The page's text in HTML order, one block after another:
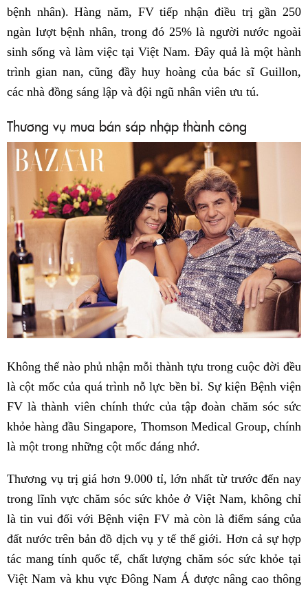
bệnh nhân). Hàng năm, FV tiếp nhận điều trị gần 250
ngàn lượt bệnh nhân, trong đó 25% là người nước ngoài
sinh sống và làm việc tại Việt Nam. Đây quả là một hành
trình gian nan, cũng đầy huy hoàng của bác sĩ Guillon,
các nhà đồng sáng lập và đội ngũ nhân viên ưu tú.
Thương vụ mua bán sáp nhập thành công
Không thể nào phủ nhận mỗi thành tựu trong cuộc đời đều
là cột mốc của quá trình nỗ lực bền bỉ. Sự kiện Bệnh viện
FV là thành viên chính thức của tập đoàn chăm sóc sức
khỏe hàng đầu Singapore, Thomson Medical Group, chính
là một trong những cột mốc đáng nhớ.
Thương vụ trị giá hơn 9.000 tỉ, lớn nhất từ trước đến nay
trong lĩnh vực chăm sóc sức khỏe ở Việt Nam, không chỉ
là tin vui đối với Bệnh viện FV mà còn là điểm sáng của
đất nước trên bản đồ dịch vụ y tế thế giới. Hơn cả sự hợp
tác mang tính quốc tế, chất lượng chăm sóc sức khỏe tại
Việt Nam và khu vực Đông Nam Á được nâng cao thông